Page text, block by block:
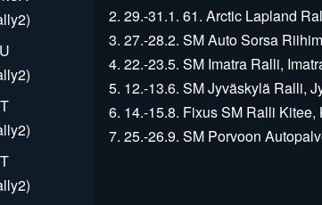
2. 29.-31.1. 61. Arctic Lapland
3. 27.-28.2. SM Auto Sorsa
4. 22.-23.5. SM Imatra Ralli,
5. 12.-13.6. SM Jyväskylä Ralli,
6. 14.-15.8. Fixus SM Ralli Kitee,
7. 25.-26.9. SM Porvoon